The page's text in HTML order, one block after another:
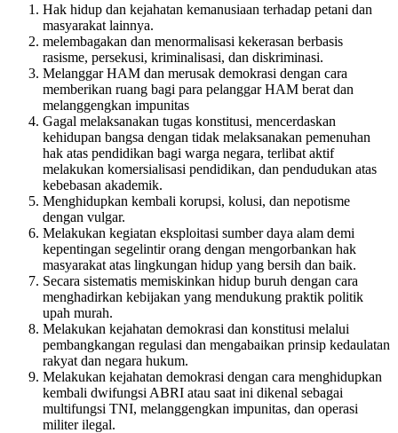
Hak hidup dan kejahatan kemanusiaan terhadap petani dan
masyarakat lainnya.
melembagakan dan menormalisasi kekerasan berbasis
rasisme, persekusi, kriminalisasi, dan diskriminasi.
Melanggar HAM dan merusak demokrasi dengan cara
memberikan ruang bagi para pelanggar HAM berat dan
melanggengkan impunitas
Gagal melaksanakan tugas konstitusi, mencerdaskan
kehidupan bangsa dengan tidak melaksanakan pemenuhan
hak atas pendidikan bagi warga negara, terlibat aktif
melakukan komersialisasi pendidikan, dan pendudukan atas
kebebasan akademik.
Menghidupkan kembali korupsi, kolusi, dan nepotisme
dengan vulgar.
Melakukan kegiatan eksploitasi sumber daya alam demi
kepentingan segelintir orang dengan mengorbankan hak
masyarakat atas lingkungan hidup yang bersih dan baik.
Secara sistematis memiskinkan hidup buruh dengan cara
menghadirkan kebijakan yang mendukung praktik politik
upah murah.
Melakukan kejahatan demokrasi dan konstitusi melalui
pembangkangan regulasi dan mengabaikan prinsip kedaulatan
rakyat dan negara hukum.
Melakukan kejahatan demokrasi dengan cara menghidupkan
kembali dwifungsi ABRI atau saat ini dikenal sebagai
multifungsi TNI, melanggengkan impunitas, dan operasi
militer ilegal.